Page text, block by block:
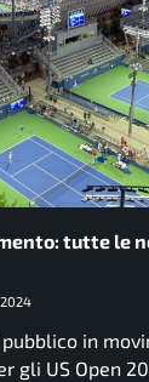
tutte le
in
gli US Open